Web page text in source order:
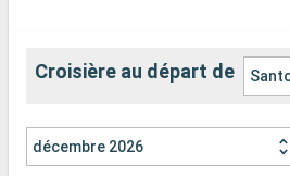
Croisière au départ de
décembre 2026